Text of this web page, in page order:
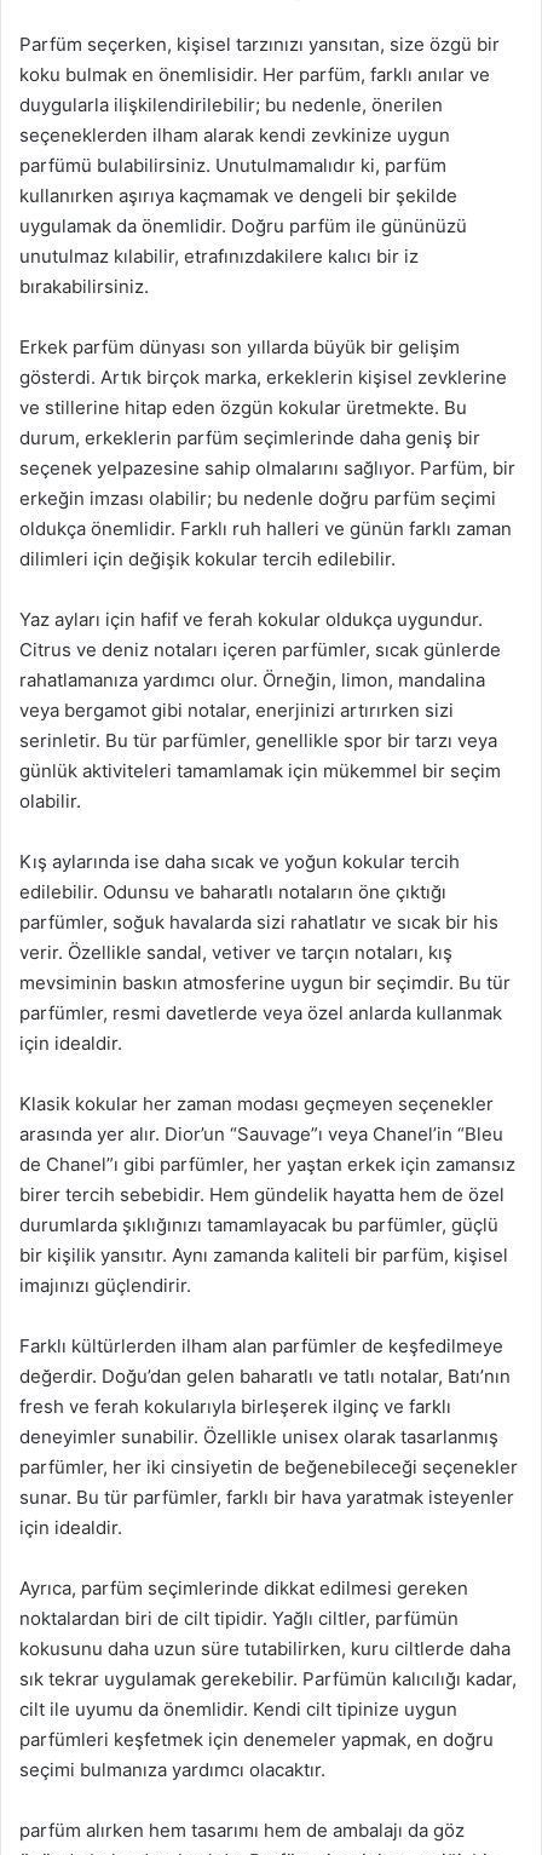
Parfüm seçerken, kişisel tarzınızı yansıtan, size özgü bir
koku bulmak en önemlisidir. Her parfüm, farklı anılar ve
duygularla ilişkilendirilebilir; bu nedenle, önerilen
seçeneklerden ilham alarak kendi zevkinize uygun
parfümü bulabilirsiniz. Unutulmamalıdır ki, parfüm
kullanırken aşırıya kaçmamak ve dengeli bir şekilde
uygulamak da önemlidir. Doğru parfüm ile gününüzü
unutulmaz kılabilir, etrafınızdakilere kalıcı bir iz
bırakabilirsiniz.
Erkek parfüm dünyası son yıllarda büyük bir gelişim
gösterdi. Artık birçok marka, erkeklerin kişisel zevklerine
ve stillerine hitap eden özgün kokular üretmekte. Bu
durum, erkeklerin parfüm seçimlerinde daha geniş bir
seçenek yelpazesine sahip olmalarını sağlıyor. Parfüm, bir
erkeğin imzası olabilir; bu nedenle doğru parfüm seçimi
oldukça önemlidir. Farklı ruh halleri ve günün farklı zaman
dilimleri için değişik kokular tercih edilebilir.
Yaz ayları için hafif ve ferah kokular oldukça uygundur.
Citrus ve deniz notaları içeren parfümler, sıcak günlerde
rahatlamanıza yardımcı olur. Örneğin, limon, mandalina
veya bergamot gibi notalar, enerjinizi artırırken sizi
serinletir. Bu tür parfümler, genellikle spor bir tarzı veya
günlük aktiviteleri tamamlamak için mükemmel bir seçim
olabilir.
Kış aylarında ise daha sıcak ve yoğun kokular tercih
edilebilir. Odunsu ve baharatlı notaların öne çıktığı
parfümler, soğuk havalarda sizi rahatlatır ve sıcak bir his
verir. Özellikle sandal, vetiver ve tarçın notaları, kış
mevsiminin baskın atmosferine uygun bir seçimdir. Bu tür
parfümler, resmi davetlerde veya özel anlarda kullanmak
için idealdir.
Klasik kokular her zaman modası geçmeyen seçenekler
arasında yer alır. Dior’un “Sauvage”ı veya Chanel’in “Bleu
de Chanel”ı gibi parfümler, her yaştan erkek için zamansız
birer tercih sebebidir. Hem gündelik hayatta hem de özel
durumlarda şıklığınızı tamamlayacak bu parfümler, güçlü
bir kişilik yansıtır. Aynı zamanda kaliteli bir parfüm, kişisel
imajınızı güçlendirir.
Farklı kültürlerden ilham alan parfümler de keşfedilmeye
değerdir. Doğu’dan gelen baharatlı ve tatlı notalar, Batı’nın
fresh ve ferah kokularıyla birleşerek ilginç ve farklı
deneyimler sunabilir. Özellikle unisex olarak tasarlanmış
parfümler, her iki cinsiyetin de beğenebileceği seçenekler
sunar. Bu tür parfümler, farklı bir hava yaratmak isteyenler
için idealdir.
Ayrıca, parfüm seçimlerinde dikkat edilmesi gereken
noktalardan biri de cilt tipidir. Yağlı ciltler, parfümün
kokusunu daha uzun süre tutabilirken, kuru ciltlerde daha
sık tekrar uygulamak gerekebilir. Parfümün kalıcılığı kadar,
cilt ile uyumu da önemlidir. Kendi cilt tipinize uygun
parfümleri keşfetmek için denemeler yapmak, en doğru
seçimi bulmanıza yardımcı olacaktır.
parfüm alırken hem tasarımı hem de ambalajı da göz